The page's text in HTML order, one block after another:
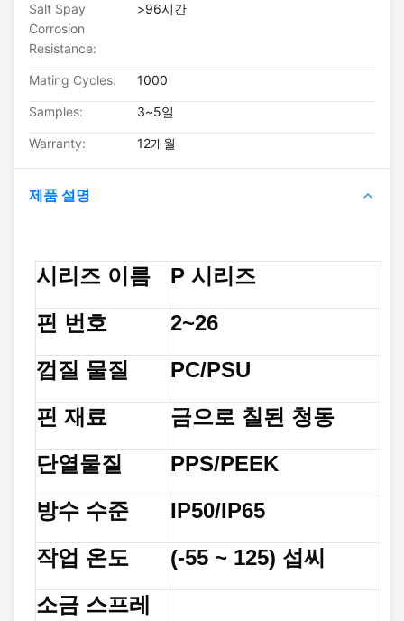
Salt Spay
Corrosion
Resistance:
>96시간
Mating Cycles: 1000
Samples: 3~5일
Warranty: 12개월
제품 설명
시리즈 이름
P 시리즈
핀 번호
2~26
껍질 물질
PC/PSU
핀 재료
금으로 칠된 청동
단열물질
PPS/PEEK
방수 수준
IP50/IP65
작업 온도
(-55 ~ 125) 섭씨
소금 스프레